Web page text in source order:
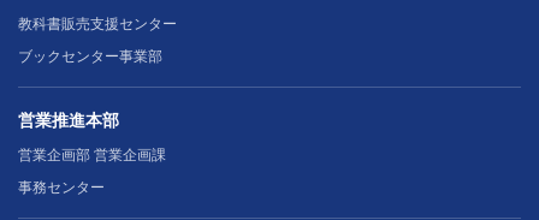
教科書販売支援センター
ブックセンター事業部
営業推進本部
営業企画部 営業企画課
事務センター